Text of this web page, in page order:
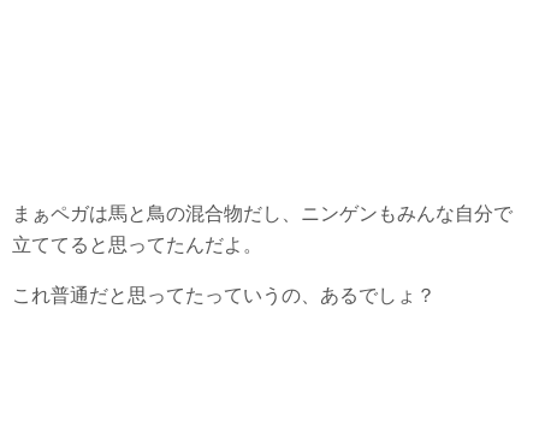
まぁペガは馬と鳥の混合物だし、ニンゲンもみんな自分で
立ててると思ってたんだよ。
これ普通だと思ってたっていうの、あるでしょ？